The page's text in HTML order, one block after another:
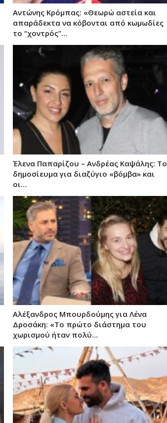
Αντώνης Κρόμπας: «Θεωρώ αστεία και
απαράδεκτα να κόβονται από κωμωδίες
το “χοντρός”…
Έλενα Παπαρίζου – Ανδρέας Καψάλης: Το
δημοσίευμα για διαζύγιο «βόμβα» και
οι…
Αλέξανδρος Μπουρδούμης για Λένα
Δροσάκη: «Το πρώτο διάστημα του
χωρισμού ήταν πολύ…